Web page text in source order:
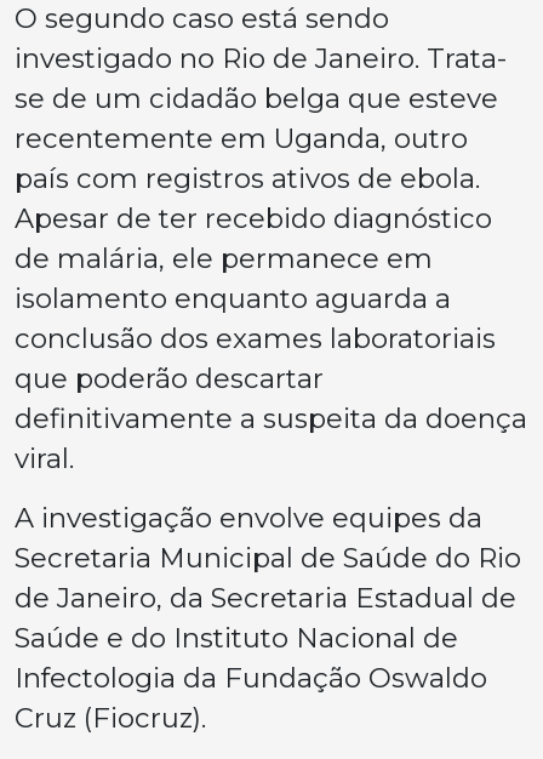
O segundo caso está sendo
investigado no Rio de Janeiro. Trata-
se de um cidadão belga que esteve
recentemente em Uganda, outro
país com registros ativos de ebola.
Apesar de ter recebido diagnóstico
de malária, ele permanece em
isolamento enquanto aguarda a
conclusão dos exames laboratoriais
que poderão descartar
definitivamente a suspeita da doença
viral.
A investigação envolve equipes da
Secretaria Municipal de Saúde do Rio
de Janeiro, da Secretaria Estadual de
Saúde e do Instituto Nacional de
Infectologia da Fundação Oswaldo
Cruz (Fiocruz).